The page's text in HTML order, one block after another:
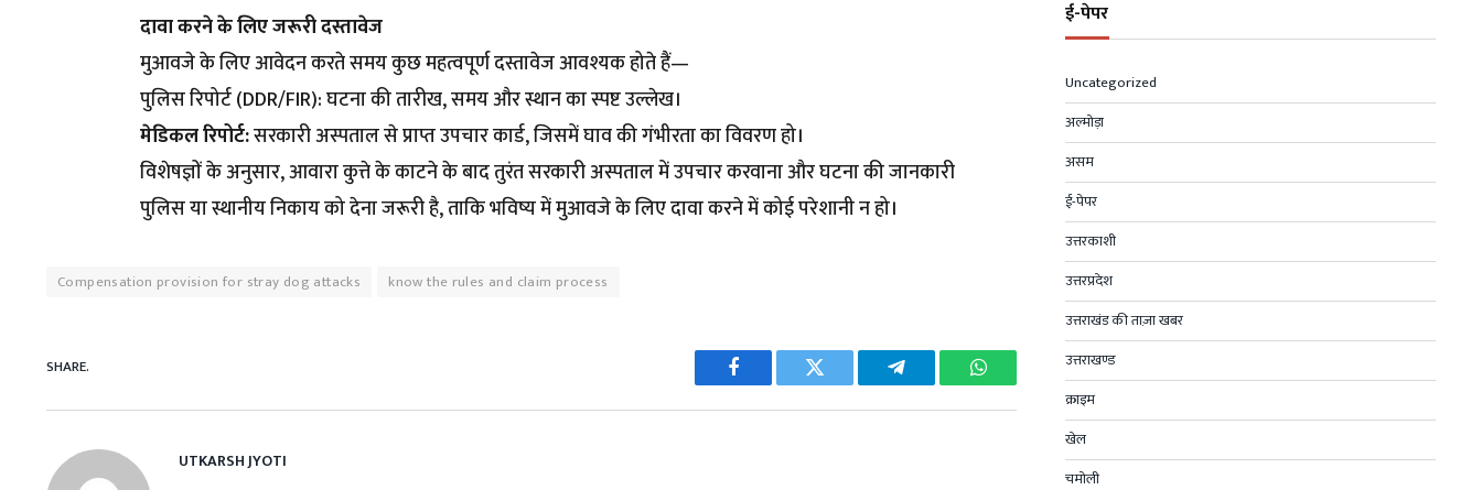
दावा करने के लिए जरूरी दस्तावेज
मुआवजे के लिए आवेदन करते समय कुछ महत्वपूर्ण दस्तावेज आवश्यक होते हैं—
पुलिस रिपोर्ट (DDR/FIR): घटना की तारीख, समय और स्थान का स्पष्ट उल्लेख।
मेडिकल रिपोर्ट:सरकारी अस्पताल से प्राप्त उपचार कार्ड, जिसमें घाव की गंभीरता का विवरण हो।
विशेषज्ञों के अनुसार, आवारा कुत्ते के काटने के बाद तुरंत सरकारी अस्पताल में उपचार करवाना और घटना की जानकारी
पुलिस या स्थानीय निकाय को देना जरूरी है, ताकि भविष्य में मुआवजे के लिए दावा करने में कोई परेशानी न हो।
Compensation provision for stray dog ​​attacks know the rules and claim process
SHARE.
Facebook Twitter Telegram WhatsApp
UTKARSH JYOTI
ई-पेपर
Uncategorized
अल्मोड़ा
असम
ई-पेपर
उत्तरकाशी
उत्तरप्रदेश
उत्तराखंड की ताज़ा खबर
उत्तराखण्ड
क्राइम
खेल
चमोली